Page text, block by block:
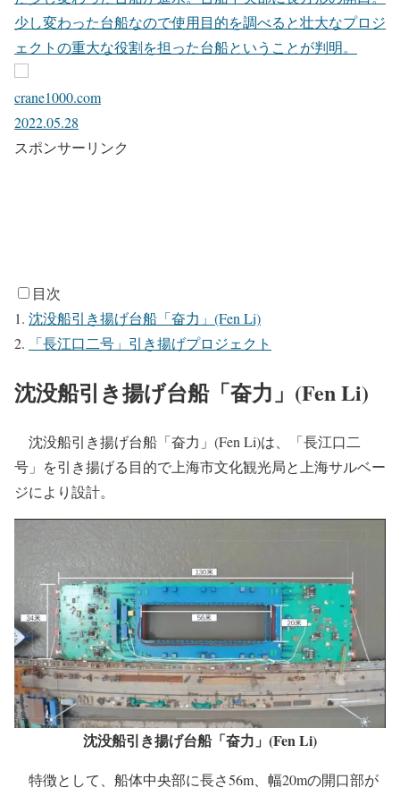
少し変わった台船なので使用目的を調べると壮大なプロジ
ェクトの重大な役割を担った台船ということが判明。
crane1000.com
2022.05.28
スポンサーリンク
目次
沈没船引き揚げ台船「奋力」(Fen Li)
「長江口二号」引き揚げプロジェクト
沈没船引き揚げ台船「奋力」(Fen Li)
沈没船引き揚げ台船「奋力」(Fen Li)は、「長江口二
号」を引き揚げる目的で上海市文化観光局と上海サルベー
ジにより設計。
沈没船引き揚げ台船「奋力」(Fen Li)
特徴として、船体中央部に長さ56m、幅20mの開口部が